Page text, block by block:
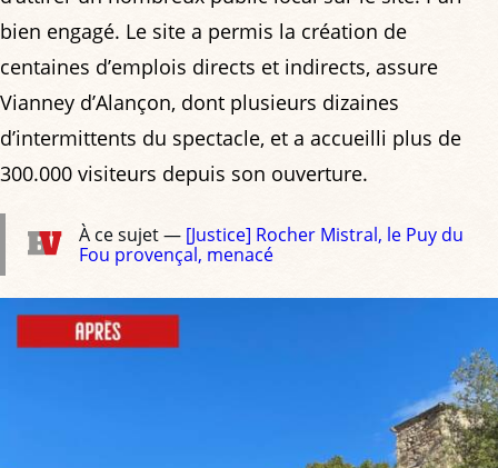
bien engagé. Le site a permis la création de
centaines d’emplois directs et indirects, assure
Vianney d’Alançon, dont plusieurs dizaines
d’intermittents du spectacle, et a accueilli plus de
300.000 visiteurs depuis son ouverture.
À ce sujet — [Justice] Rocher Mistral, le Puy du
Fou provençal, menacé